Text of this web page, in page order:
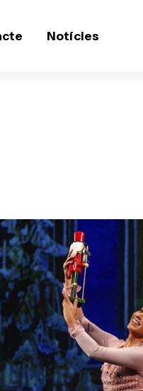
Notícies